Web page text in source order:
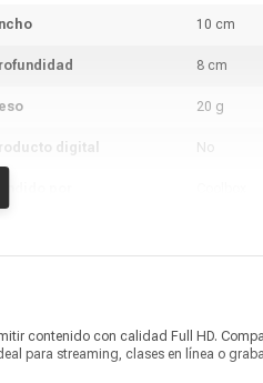
10 cm
8 cm
20 g
digital No
contenido con calidad Full HD.
para streaming, clases en línea o